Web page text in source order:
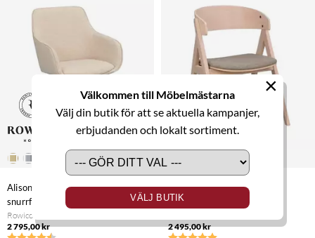
Välkommen till Möbelmästarna
Välj din butik för att se aktuella kampanjer,
erbjudanden och lokalt sortiment.
VÄLJ BUTIK
×
Alison karmstol ekben
snurrfunktion
Rowico Home
2 795,00 kr
Waterton karmstol
vitpigmenterad
2 495,00 kr